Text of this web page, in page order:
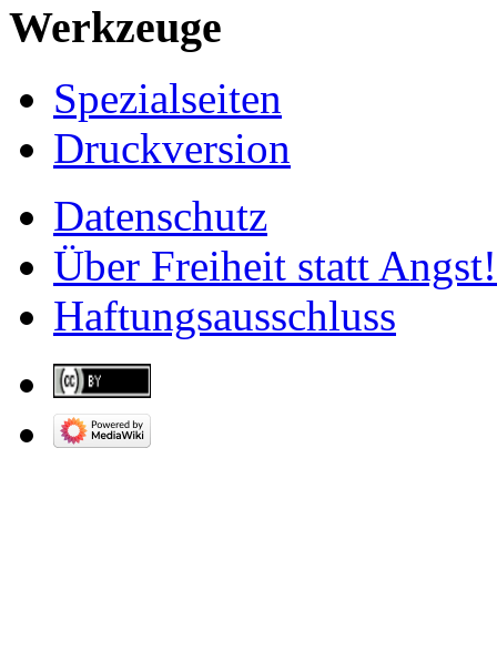
Werkzeuge
Spezialseiten
Druckversion
Datenschutz
Über Freiheit statt Angst!
Haftungsausschluss